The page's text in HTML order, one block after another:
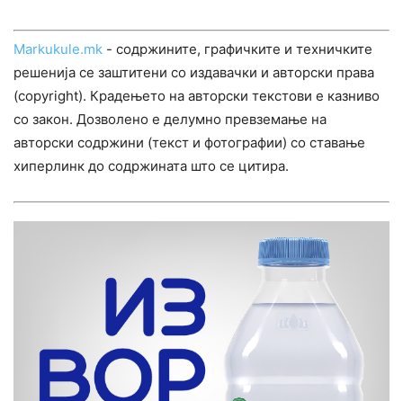
Markukule.mk - содржините, графичките и техничките
решенија се заштитени со издавачки и авторски права
(copyright). Крадењето на авторски текстови е казниво
со закон. Дозволено е делумно превземање на
авторски содржини (текст и фотографии) со ставање
хиперлинк до содржината што се цитира.